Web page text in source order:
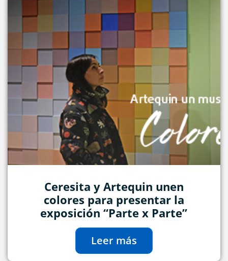
Ceresita y Artequin unen
colores para presentar la
exposición “Parte x Parte”
Leer más